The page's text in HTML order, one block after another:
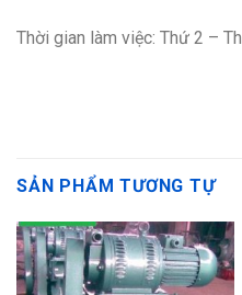
Thời gian làm việc: Thứ 2 –
SẢN PHẨM TƯƠNG TỰ